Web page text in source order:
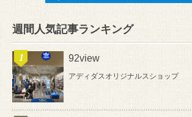
週間人気記事ランキング
92view
アディダスオリジナルスショップ